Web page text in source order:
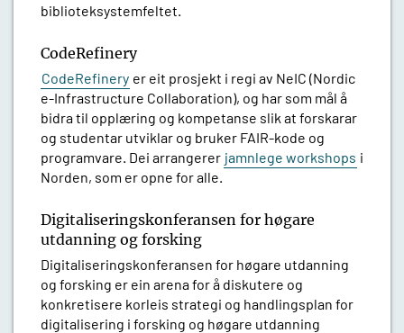
biblioteksystemfeltet.
CodeRefinery
CodeRefinery er eit prosjekt i regi av NeIC (Nordic
e-Infrastructure Collaboration), og har som mål å
bidra til opplæring og kompetanse slik at forskarar
og studentar utviklar og bruker FAIR-kode og
programvare. Dei arrangerer jamnlege workshops i
Norden, som er opne for alle.
Digitaliseringskonferansen for høgare
utdanning og forsking
Digitaliseringskonferansen for høgare utdanning
og forsking er ein arena for å diskutere og
konkretisere korleis strategi og handlingsplan for
digitalisering i forsking og høgare utdanning